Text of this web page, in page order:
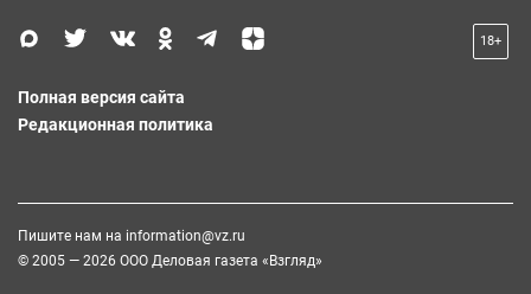
18+
Полная версия сайта
Редакционная политика
Пишите нам на information@vz.ru
© 2005 — 2026 ООО Деловая газета «Взгляд»